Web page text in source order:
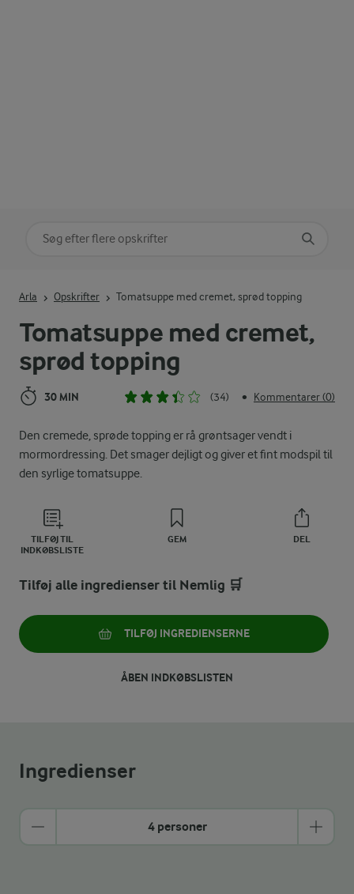
Tomatsuppe med cremet,
sprød topping
30 MIN (34) • Kommentarer (0)
Den cremede, sprøde topping er rå grøntsager vendt i
mormordressing. Det smager dejligt og giver et fint modspil til
den syrlige tomatsuppe.
TILFØJ TIL
INDKØBSLISTE
GEM DEL
Arla Opskrifter Tomatsuppe med cremet, sprød topping
Tilføj alle ingredienser til Nemlig 🛒
TILFØJ INGREDIENSERNE
ÅBEN INDKØBSLISTEN
Ingredienser
4 personer
Søg på kategori